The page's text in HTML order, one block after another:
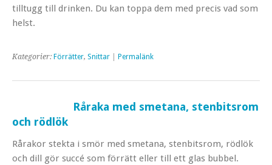
tilltugg till drinken. Du kan toppa dem med precis vad som
helst.
Kategorier: Förrätter, Snittar Permalänk
Råraka med smetana, stenbitsrom
och rödlök
Rårakor stekta i smör med smetana, stenbitsrom, rödlök
och dill gör succé som förrätt eller till ett glas bubbel.